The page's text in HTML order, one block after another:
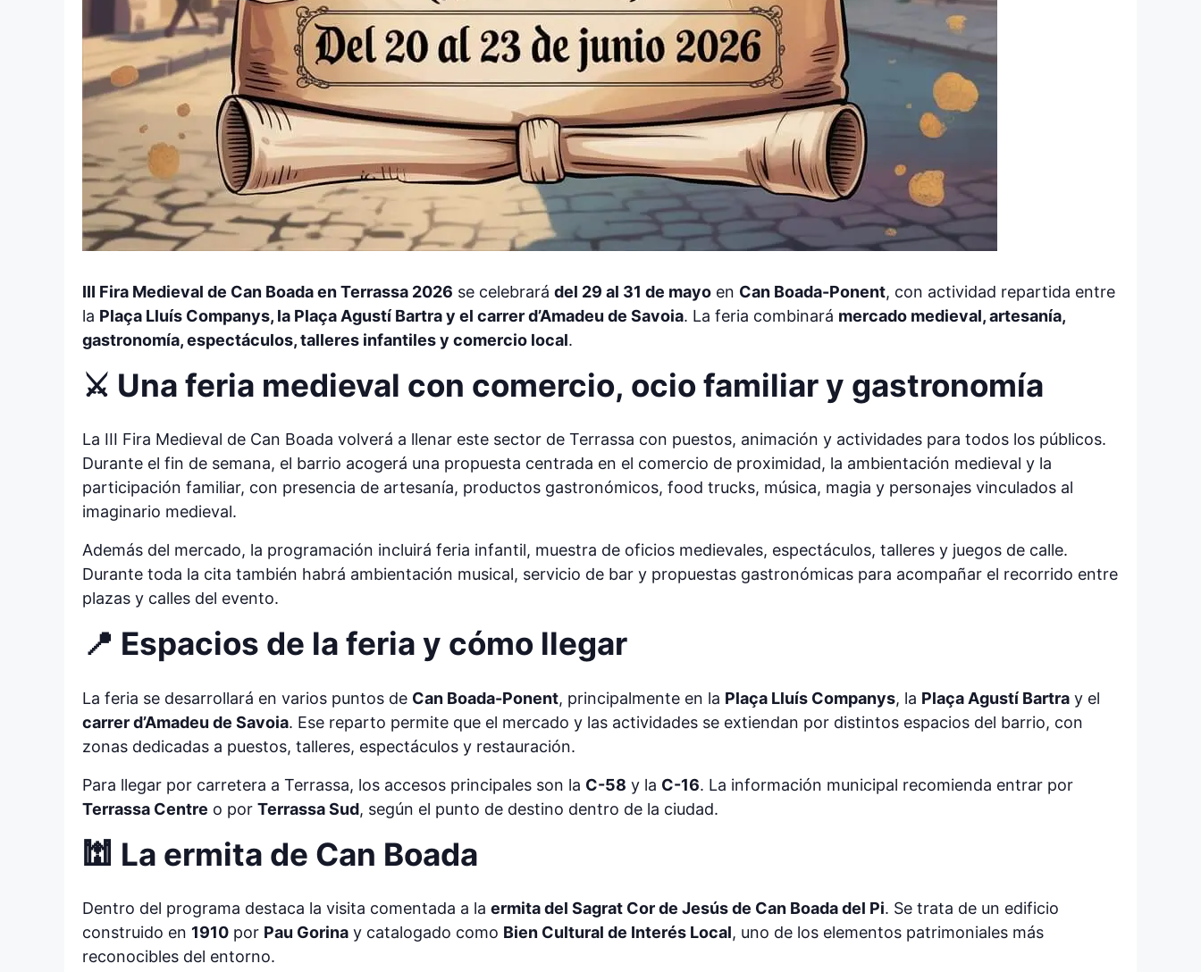
III Fira Medieval de Can Boada en Terrassa 2026 se celebrará del 29 al 31 de mayo en Can Boada-Ponent, con actividad repartida entre
la Plaça Lluís Companys, la Plaça Agustí Bartra y el carrer d’Amadeu de Savoia. La feria combinará mercado medieval, artesanía,
gastronomía, espectáculos, talleres infantiles y comercio local.
⚔️ Una feria medieval con comercio, ocio familiar y gastronomía
La III Fira Medieval de Can Boada volverá a llenar este sector de Terrassa con puestos, animación y actividades para todos los públicos.
Durante el fin de semana, el barrio acogerá una propuesta centrada en el comercio de proximidad, la ambientación medieval y la
participación familiar, con presencia de artesanía, productos gastronómicos, food trucks, música, magia y personajes vinculados al
imaginario medieval.
Además del mercado, la programación incluirá feria infantil, muestra de oficios medievales, espectáculos, talleres y juegos de calle.
Durante toda la cita también habrá ambientación musical, servicio de bar y propuestas gastronómicas para acompañar el recorrido entre
plazas y calles del evento.
📍 Espacios de la feria y cómo llegar
La feria se desarrollará en varios puntos de Can Boada-Ponent, principalmente en la Plaça Lluís Companys, la Plaça Agustí Bartra y el
carrer d’Amadeu de Savoia. Ese reparto permite que el mercado y las actividades se extiendan por distintos espacios del barrio, con
zonas dedicadas a puestos, talleres, espectáculos y restauración.
Para llegar por carretera a Terrassa, los accesos principales son la C-58 y la C-16. La información municipal recomienda entrar por
Terrassa Centre o por Terrassa Sud, según el punto de destino dentro de la ciudad.
🕍 La ermita de Can Boada
Dentro del programa destaca la visita comentada a la ermita del Sagrat Cor de Jesús de Can Boada del Pi. Se trata de un edificio
construido en 1910 por Pau Gorina y catalogado como Bien Cultural de Interés Local, uno de los elementos patrimoniales más
reconocibles del entorno.